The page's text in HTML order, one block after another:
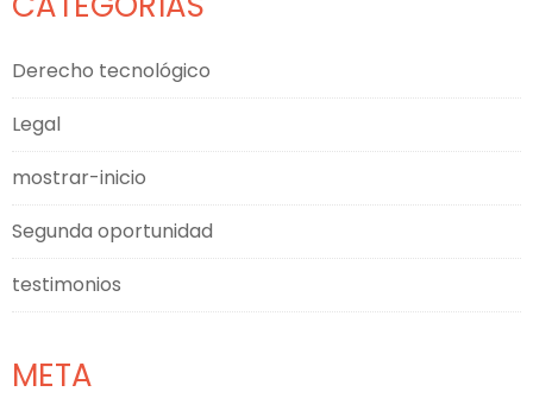
Derecho tecnológico
Legal
mostrar-inicio
Segunda oportunidad
testimonios
META